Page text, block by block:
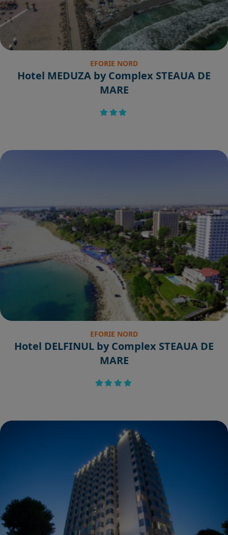
EFORIE NORD
Hotel MEDUZA by Complex STEAUA DE
MARE
EFORIE NORD
Hotel DELFINUL by Complex STEAUA DE
MARE